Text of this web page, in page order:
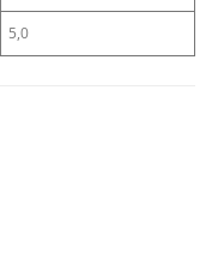
5,0